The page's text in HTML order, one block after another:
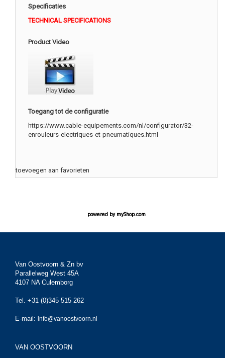
Specificaties
TECHNICAL SPECIFICATIONS
Product Video
Toegang tot de configuratie
https://www.cable-equipements.com/nl/configurator/32-
enrouleurs-electriques-et-pneumatiques.html
toevoegen aan favorieten
powered by myShop.com
Van Oostvoorn & Zn bv
Parallelweg West 45A
4107 NA Culemborg
Tel. +31 (0)345 515 262
E-mail: info@vanoostvoorn.nl
VAN OOSTVOORN